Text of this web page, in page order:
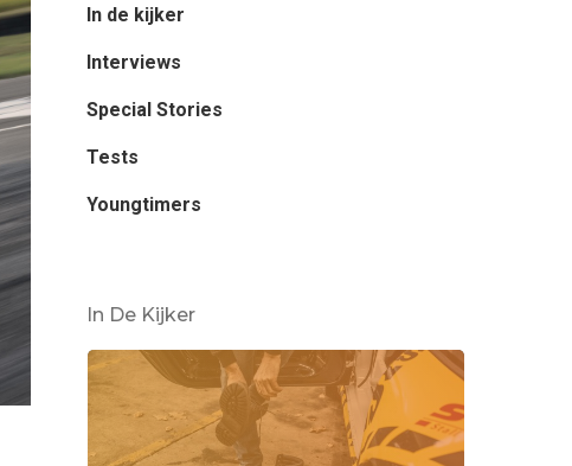
In de kijker
Interviews
Special Stories
Tests
Youngtimers
In De Kijker